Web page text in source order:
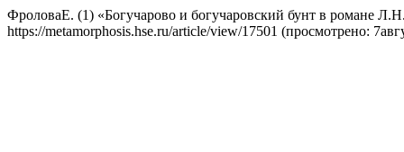
ФроловаЕ. (1) «Богучарово и богучаровский бунт в романе
https://metamorphosis.hse.ru/article/view/17501 (просмотрено: